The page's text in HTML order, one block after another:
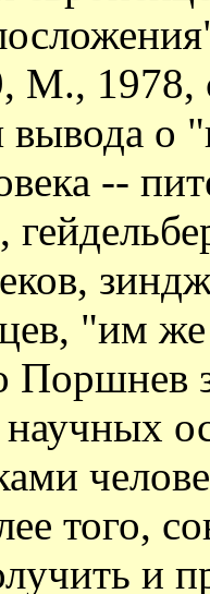
М., 1978,
вывода о
--
"им
Поршнев
того,
и